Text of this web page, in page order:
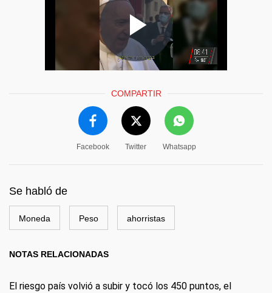
COMPARTIR
Facebook Twitter Whatsapp
Se habló de
Moneda Peso ahorristas
NOTAS RELACIONADAS
El riesgo país volvió a subir y tocó los 450 puntos, el